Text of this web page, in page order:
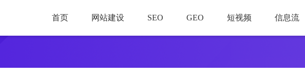
首页 网站建设 SEO GEO 短视频 信息流